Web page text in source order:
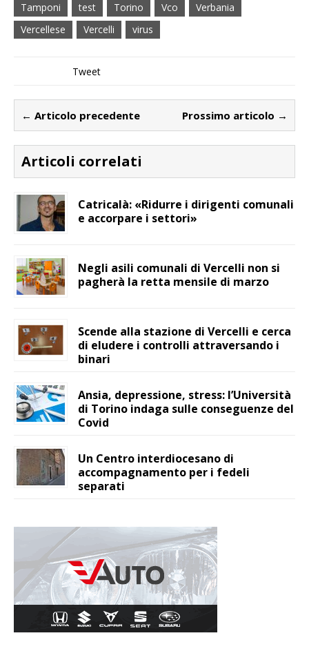
Tamponi
test Torino Vco
Verbania
Vercellese
Vercelli virus
Tweet
← Articolo precedente Prossimo articolo →
Articoli correlati
Catricalà: «Ridurre i dirigenti comunali
e accorpare i settori»
Negli asili comunali di Vercelli non si
pagherà la retta mensile di marzo
Scende alla stazione di Vercelli e cerca
di eludere i controlli attraversando i
binari
Ansia, depressione, stress: l’Università
di Torino indaga sulle conseguenze del
Covid
Un Centro interdiocesano di
accompagnamento per i fedeli
separati